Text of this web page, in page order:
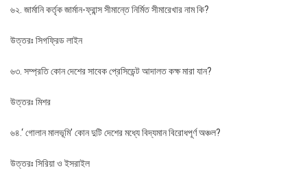
৬২. জার্মানি কর্তৃক জার্মান-ফ্রান্স সীমান্তে নির্মিত সীমারেখার নাম কি?
উত্তরঃ সিগফ্রিড লাইন
৬৩. সম্প্রতি কোন দেশের সাবেক প্রেসিডেন্ট আদালত কক্ষ মারা যান?
উত্তরঃ মিশর
৬৪.‘ গোলান মালভূমি’ কোন দুটি দেশের মধ্যে বিদ্যমান বিরোধপূর্ণ অঞ্চল?
উত্তরঃ সিরিয়া ও ইসরাইল